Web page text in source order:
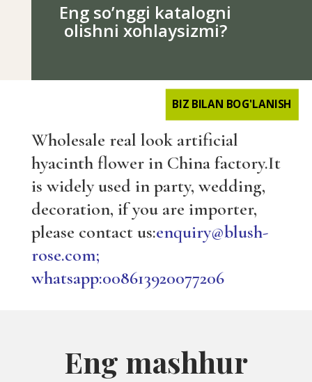
Eng so’nggi katalogni
olishni xohlaysizmi?
BIZ BILAN BOG'LANISH
Wholesale real look artificial
hyacinth flower in China factory.It
is widely used in party, wedding,
decoration, if you are importer,
please contact us:enquiry@blush-
rose.com;
whatsapp:008613920077206
Eng mashhur